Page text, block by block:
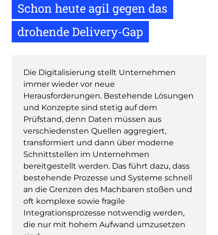
Schon heute agil gegen das
drohende Delivery-Gap
Die Digitalisierung stellt Unternehmen
immer wieder vor neue
Herausforderungen. Bestehende Lösungen
und Konzepte sind stetig auf dem
Prüfstand, denn Daten müssen aus
verschiedensten Quellen aggregiert,
transformiert und dann über moderne
Schnittstellen im Unternehmen
bereitgestellt werden. Das führt dazu, dass
bestehende Prozesse und Systeme schnell
an die Grenzen des Machbaren stoßen und
oft komplexe sowie fragile
Integrationsprozesse notwendig werden,
die nur mit hohem Aufwand umzusetzen